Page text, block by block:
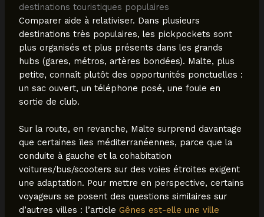
destinations touristiques populaires
Comparer aide à relativiser. Dans plusieurs
destinations très populaires, les pickpockets sont
plus organisés et plus présents dans les grands
hubs (gares, métros, artères bondées). Malte, plus
petite, connaît plutôt des opportunités ponctuelles :
un sac ouvert, un téléphone posé, une foule en
sortie de club.
Sur la route, en revanche, Malte surprend davantage
que certaines îles méditerranéennes, parce que la
conduite à gauche et la cohabitation
voitures/bus/scooters sur des voies étroites exigent
une adaptation. Pour mettre en perspective, certains
voyageurs se posent des questions similaires sur
d’autres villes : l’article Gênes est-elle une ville